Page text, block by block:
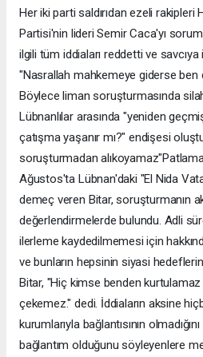
Her iki parti saldırıdan ezeli rakipleri
Partisi'nin lideri Semir Caca'yı
ilgili tüm iddiaları reddetti ve
"Nasrallah mahkemeye giderse ben
Böylece liman soruşturmasında
Lübnanlılar arasında "yeniden
çatışma yaşanır mı?" endişesi
soruşturmadan
Ağustos'ta Lübnan'daki "El Nida
demeç veren Bitar, soruşturmanın
değerlendirmelerde bulundu. Adli
ilerleme kaydedilmemesi için
ve bunların hepsinin siyasi
Bitar, "Hiç kimse benden kurtulamaz
çekemez." dedi. İddiaların aksine
kurumlarıyla bağlantısının
bağlantım olduğunu söyleyenlere